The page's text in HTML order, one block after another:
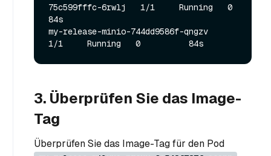
75c599fffc-6rwlj   1/1     Running   0
84s
my-release-minio-744dd9586f-qngzv
3. Überprüfen Sie das Image-
Tag
Überprüfen Sie das Image-Tag für den Pod